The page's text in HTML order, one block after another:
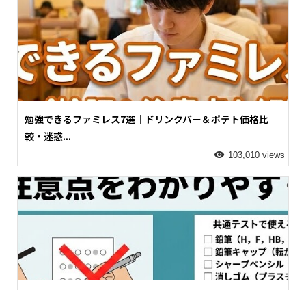
勉強できるファミレス7選｜ドリンクバー＆ポテト価格比
較・迷惑...
103,010 views